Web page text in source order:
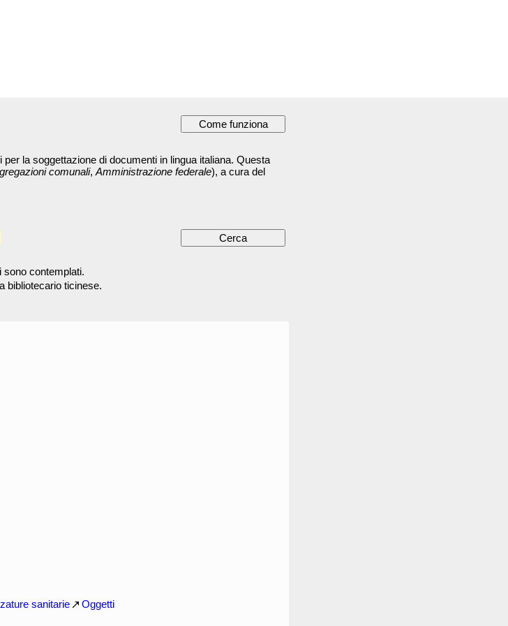
la soggettazione di documenti in lingua italiana. Questa
comunali, Amministrazione federale), a cura del
sono contemplati.
bibliotecario ticinese.
sanitarie Oggetti